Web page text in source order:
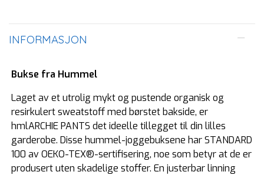
INFORMASJON
Bukse fra Hummel
Laget av et utrolig mykt og pustende organisk og
resirkulert sweatstoff med børstet bakside, er
hmlARCHIE PANTS det ideelle tillegget til din lilles
garderobe. Disse hummel-joggebuksene har STANDARD
100 av OEKO-TEX®-sertifisering, noe som betyr at de er
produsert uten skadelige stoffer. En justerbar linning